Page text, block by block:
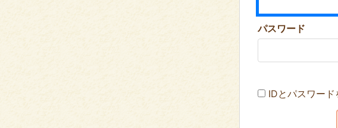
パスワード
IDとパスワード